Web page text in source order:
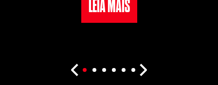
LEIA MAIS